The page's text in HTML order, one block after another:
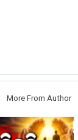
More From Author